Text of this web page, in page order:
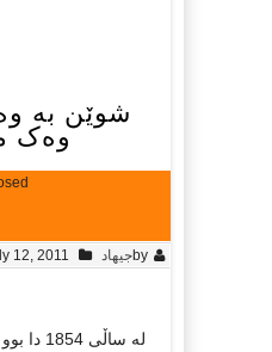
شوێن به‌
وه‌ک
byجیهاد 12, 2011
له‌ ساڵی